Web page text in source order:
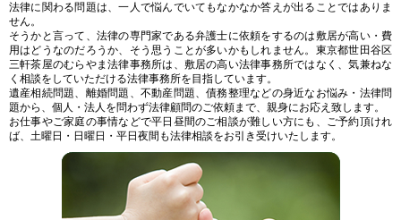
法律に関わる問題は、一人で悩んでいてもなかなか答えが出ることではありま
せん。
そうかと言って、法律の専門家である弁護士に依頼をするのは敷居が高い・費
用はどうなのだろうか、そう思うことが多いかもしれません。東京都世田谷区
三軒茶屋のむらやま法律事務所は、敷居の高い法律事務所ではなく、気兼ねな
く相談をしていただける法律事務所を目指しています。
遺産相続問題、離婚問題、不動産問題、債務整理などの身近なお悩み・法律問
題から、個人・法人を問わず法律顧問のご依頼まで、親身にお応え致します。
お仕事やご家庭の事情などで平日昼間のご相談が難しい方にも、ご予約頂けれ
ば、土曜日・日曜日・平日夜間も法律相談をお引き受けいたします。